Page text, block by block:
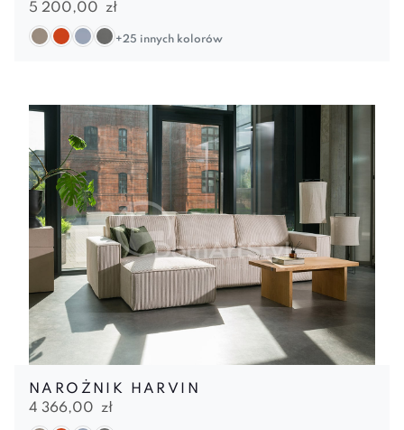
5 200,00 zł
+25 innych kolorów
NAROŻNIK HARVIN
4 366,00 zł